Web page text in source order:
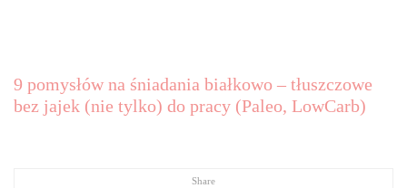
Share
9 pomysłów na śniadania białkowo – tłuszczowe
bez jajek (nie tylko) do pracy (Paleo, LowCarb)